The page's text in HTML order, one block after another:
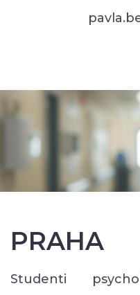
PRAHA
Studenti